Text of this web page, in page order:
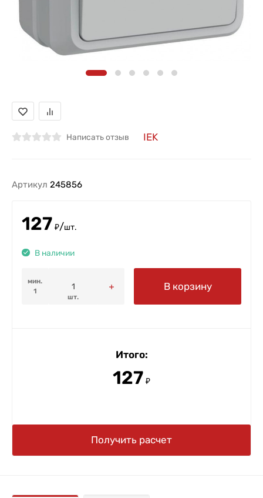
Написать отзыв IEK
Артикул 245856
127 ₽/шт.
В наличии
мин.
1
шт.
В корзину
Итого:
127 ₽
Получить расчет